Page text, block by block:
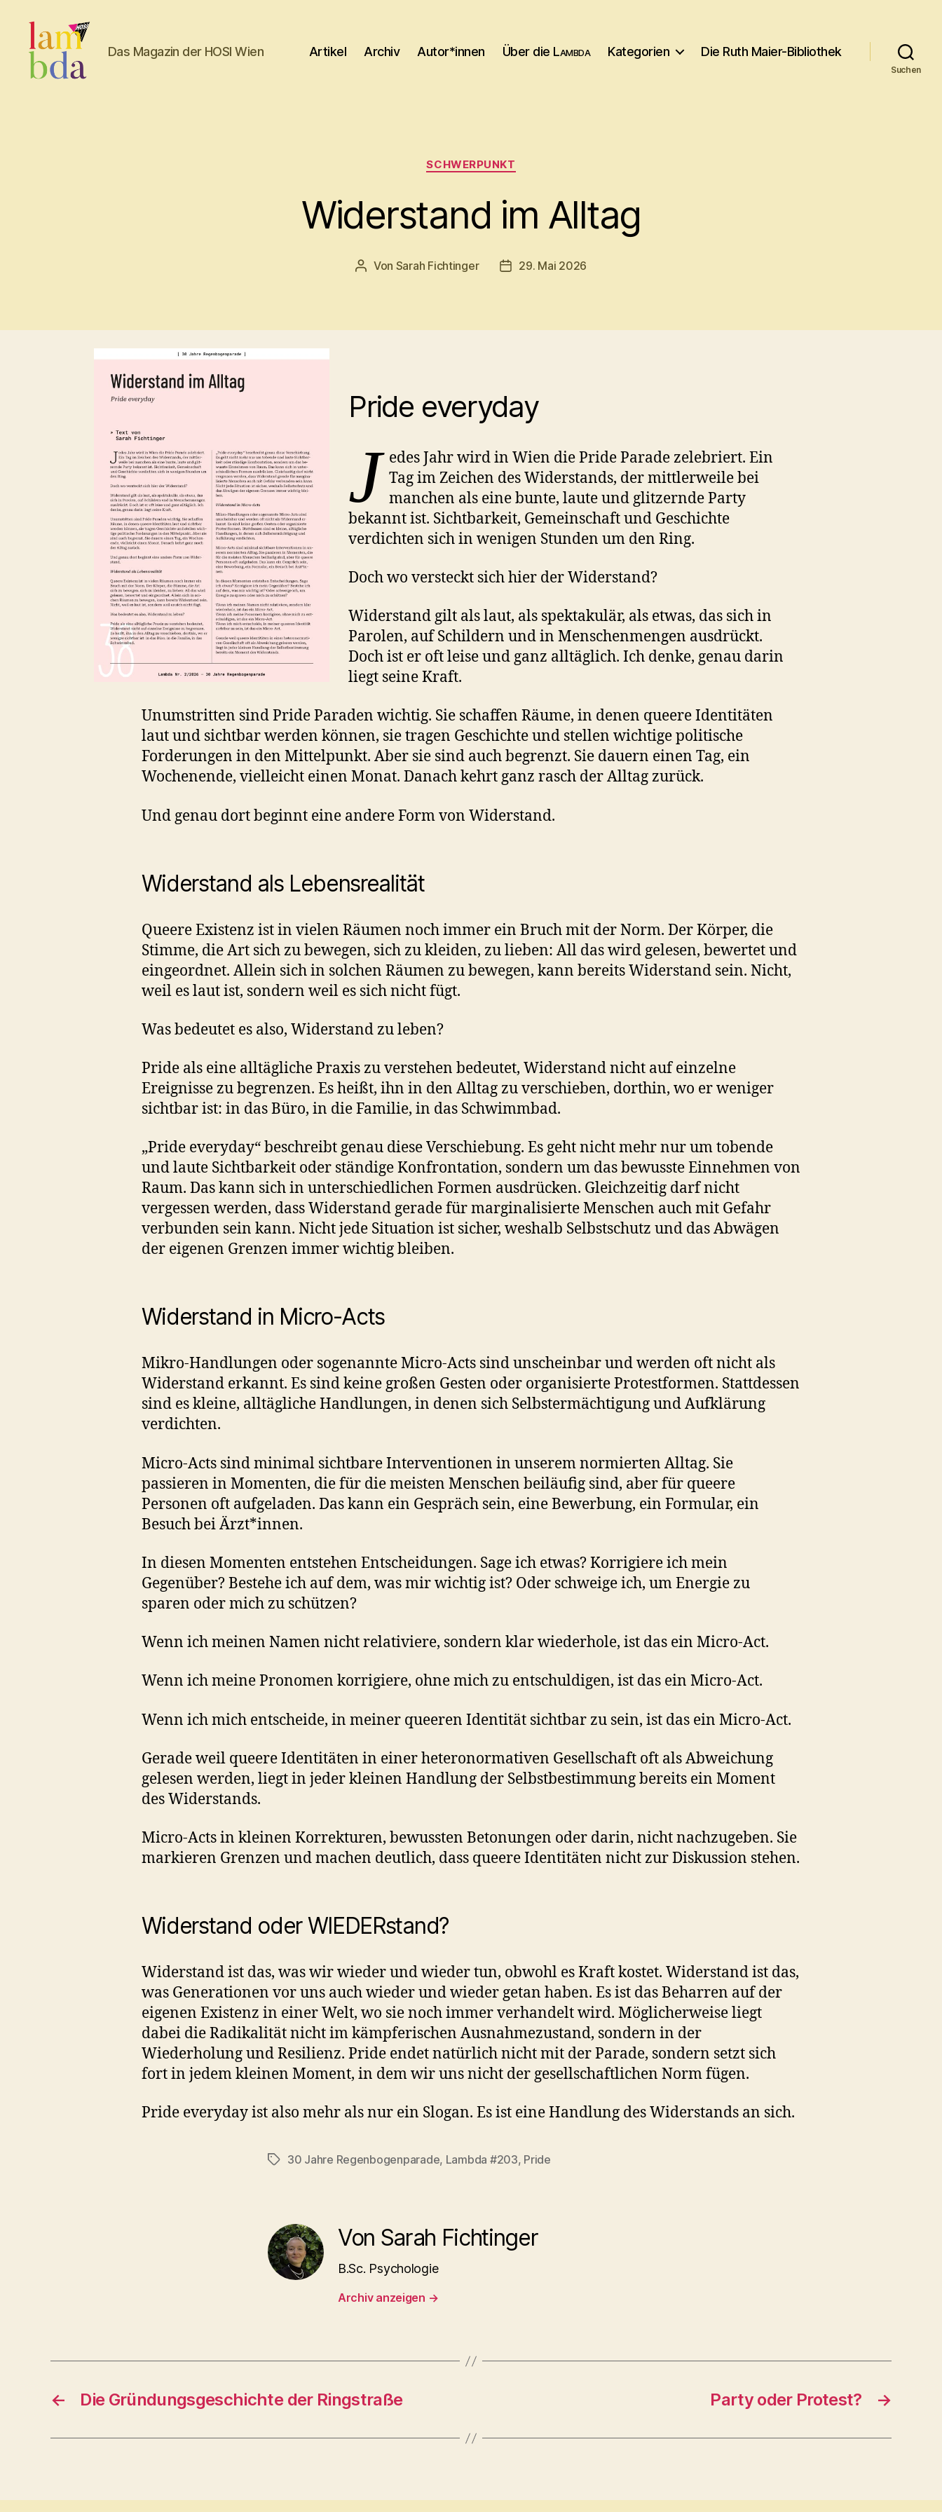
Das Magazin der HOSI Wien Artikel Archiv Autor*innen Über die Lambda Kategorien Die Ruth Maier-Bibliothek
Suchen
Kategorien
SCHWERPUNKT
Widerstand im Alltag
Beitragsautor
Von Sarah Fichtinger Beitragsdatum
29. Mai 2026
Pride everyday
J edes Jahr wird in Wien die Pride Parade zelebriert. Ein
Tag im Zeichen des Widerstands, der mittlerweile bei
manchen als eine bunte, laute und glitzernde Party
bekannt ist. Sichtbarkeit, Gemeinschaft und Geschichte
verdichten sich in wenigen Stunden um den Ring.
Doch wo versteckt sich hier der Widerstand?
Widerstand gilt als laut, als spektakulär, als etwas, das sich in
Parolen, auf Schildern und in Menschenmengen ausdrückt.
Doch ist er oft leise und ganz alltäglich. Ich denke, genau darin
liegt seine Kraft.
Unumstritten sind Pride Paraden wichtig. Sie schaffen Räume, in denen queere Identitäten
laut und sichtbar werden können, sie tragen Geschichte und stellen wichtige politische
Forderungen in den Mittelpunkt. Aber sie sind auch begrenzt. Sie dauern einen Tag, ein
Wochenende, vielleicht einen Monat. Danach kehrt ganz rasch der Alltag zurück.
Und genau dort beginnt eine andere Form von Widerstand.
Widerstand als Lebensrealität
Queere Existenz ist in vielen Räumen noch immer ein Bruch mit der Norm. Der Körper, die
Stimme, die Art sich zu bewegen, sich zu kleiden, zu lieben: All das wird gelesen, bewertet und
eingeordnet. Allein sich in solchen Räumen zu bewegen, kann bereits Widerstand sein. Nicht,
weil es laut ist, sondern weil es sich nicht fügt.
Was bedeutet es also, Widerstand zu leben?
Pride als eine alltägliche Praxis zu verstehen bedeutet, Widerstand nicht auf einzelne
Ereignisse zu begrenzen. Es heißt, ihn in den Alltag zu verschieben, dorthin, wo er weniger
sichtbar ist: in das Büro, in die Familie, in das Schwimmbad.
„Pride everyday“ beschreibt genau diese Verschiebung. Es geht nicht mehr nur um tobende
und laute Sichtbarkeit oder ständige Konfrontation, sondern um das bewusste Einnehmen von
Raum. Das kann sich in unterschiedlichen Formen ausdrücken. Gleichzeitig darf nicht
vergessen werden, dass Widerstand gerade für marginalisierte Menschen auch mit Gefahr
verbunden sein kann. Nicht jede Situation ist sicher, weshalb Selbstschutz und das Abwägen
der eigenen Grenzen immer wichtig bleiben.
Widerstand in Micro-Acts
Mikro-Handlungen oder sogenannte Micro-Acts sind unscheinbar und werden oft nicht als
Widerstand erkannt. Es sind keine großen Gesten oder organisierte Protestformen. Stattdessen
sind es kleine, alltägliche Handlungen, in denen sich Selbstermächtigung und Aufklärung
verdichten.
Micro-Acts sind minimal sichtbare Interventionen in unserem normierten Alltag. Sie
passieren in Momenten, die für die meisten Menschen beiläufig sind, aber für queere
Personen oft aufgeladen. Das kann ein Gespräch sein, eine Bewerbung, ein Formular, ein
Besuch bei Ärzt*innen.
In diesen Momenten entstehen Entscheidungen. Sage ich etwas? Korrigiere ich mein
Gegenüber? Bestehe ich auf dem, was mir wichtig ist? Oder schweige ich, um Energie zu
sparen oder mich zu schützen?
Wenn ich meinen Namen nicht relativiere, sondern klar wiederhole, ist das ein Micro-Act.
Wenn ich meine Pronomen korrigiere, ohne mich zu entschuldigen, ist das ein Micro-Act.
Wenn ich mich entscheide, in meiner queeren Identität sichtbar zu sein, ist das ein Micro-Act.
Gerade weil queere Identitäten in einer heteronormativen Gesellschaft oft als Abweichung
gelesen werden, liegt in jeder kleinen Handlung der Selbstbestimmung bereits ein Moment
des Widerstands.
Micro-Acts in kleinen Korrekturen, bewussten Betonungen oder darin, nicht nachzugeben. Sie
markieren Grenzen und machen deutlich, dass queere Identitäten nicht zur Diskussion stehen.
Widerstand oder WIEDERstand?
Widerstand ist das, was wir wieder und wieder tun, obwohl es Kraft kostet. Widerstand ist das,
was Generationen vor uns auch wieder und wieder getan haben. Es ist das Beharren auf der
eigenen Existenz in einer Welt, wo sie noch immer verhandelt wird. Möglicherweise liegt
dabei die Radikalität nicht im kämpferischen Ausnahmezustand, sondern in der
Wiederholung und Resilienz. Pride endet natürlich nicht mit der Parade, sondern setzt sich
fort in jedem kleinen Moment, in dem wir uns nicht der gesellschaftlichen Norm fügen.
Pride everyday ist also mehr als nur ein Slogan. Es ist eine Handlung des Widerstands an sich.
Schlagwörter
30 Jahre Regenbogenparade, Lambda #203, Pride
Von Sarah Fichtinger
B.Sc. Psychologie
Archiv anzeigen →
← Die Gründungsgeschichte der Ringstraße →
Party oder Protest?